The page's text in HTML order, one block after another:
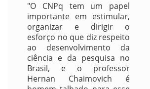
"O CNPq tem um papel
importante em estimular,
organizar e dirigir o
esforço no que diz respeito
ao desenvolvimento da
ciência e da pesquisa no
Brasil, e o professor
Hernan Chaimovich é